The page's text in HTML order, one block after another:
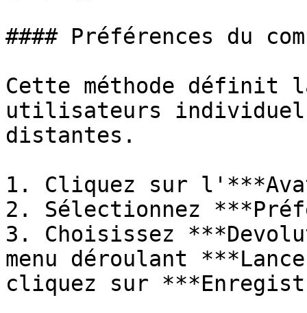
#### Préférences du
Cette méthode définit
utilisateurs
distantes.
1. Cliquez sur
2. Sélectionnez
3. Choisissez
menu déroulant
cliquez sur